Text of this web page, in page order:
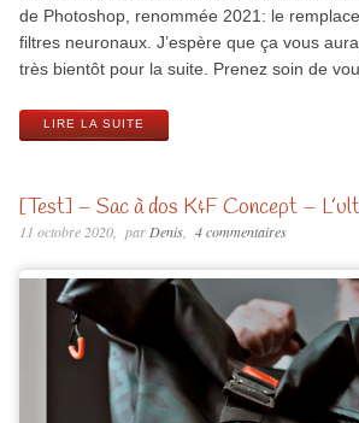
de Photoshop, renommée 2021: le
filtres neuronaux. J’espère que ça vous
très bientôt pour la suite. Prenez soin de
LIRE LA SUITE
[Test] – Sac à dos K&F Concept –
11 octobre 2020 par Denis 4 commentaires